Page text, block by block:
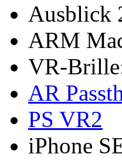
Ausblick
ARM
VR-
AR
PS VR2
iPhone